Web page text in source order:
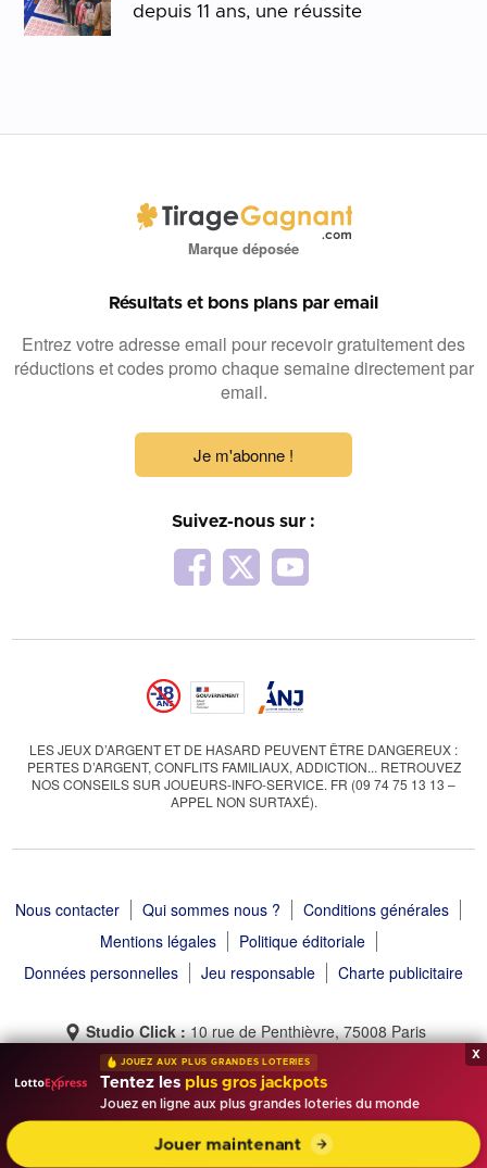
depuis 11 ans, une réussite
Marque déposée
Résultats et bons plans par email
Entrez votre adresse email pour recevoir gratuitement des
réductions et codes promo chaque semaine directement par
email.
Je m'abonne !
Suivez-nous sur :
LES JEUX D’ARGENT ET DE HASARD PEUVENT ÊTRE DANGEREUX :
PERTES D’ARGENT, CONFLITS FAMILIAUX, ADDICTION... RETROUVEZ
NOS CONSEILS SUR JOUEURS-INFO-SERVICE. FR (09 74 75 13 13 –
APPEL NON SURTAXÉ).
Nous contacter Qui sommes nous ?
Conditions générales
Mentions légales
Politique éditoriale
Données personnelles
Jeu responsable Charte publicitaire
Studio Click :10 rue de Penthièvre, 75008 Paris
Tirage Gagnant © 2013 - 2026 - Tous droits réservés
x
JOUEZ AUX PLUS GRANDES LOTERIES
Tentez les plus gros jackpots
Jouez en ligne aux plus grandes loteries du monde
Jouer maintenant